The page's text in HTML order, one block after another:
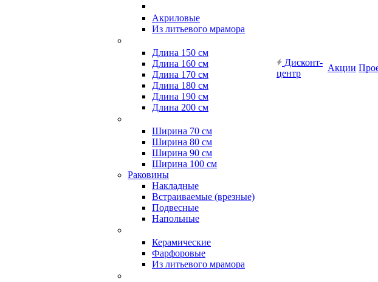
Акриловые
Из литьевого мрамора
Длина 150 см
Длина 160 см
Длина 170 см
Длина 180 см
Длина 190 см
Длина 200 см
Ширина 70 см
Ширина 80 см
Ширина 90 см
Ширина 100 см
Раковины
Накладные
Встраиваемые (врезные)
Подвесные
Напольные
Керамические
Фарфоровые
Из литьевого мрамора
Дисконт-
центр
Акции